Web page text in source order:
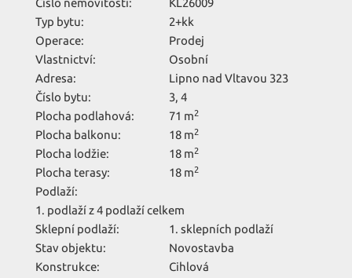
Číslo nemovitosti:
KL26009
Typ bytu:
2+kk
Operace:
Prodej
Vlastnictví:
Osobní
Adresa:
Lipno nad Vltavou 323
Číslo bytu:
3, 4
Plocha podlahová:
71 m2
Plocha balkonu: 18 m2
Plocha lodžie: 18 m2
Plocha terasy: 18 m2
Podlaží:
1. podlaží z 4 podlaží celkem
Sklepní podlaží:
1. sklepních podlaží
Stav objektu:
Novostavba
Konstrukce:
Cihlová